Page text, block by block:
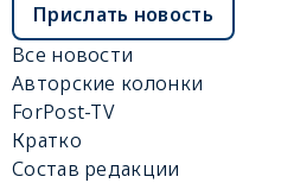
Прислать новость
Все новости
Авторские колонки
ForPost-TV
Кратко
Состав редакции